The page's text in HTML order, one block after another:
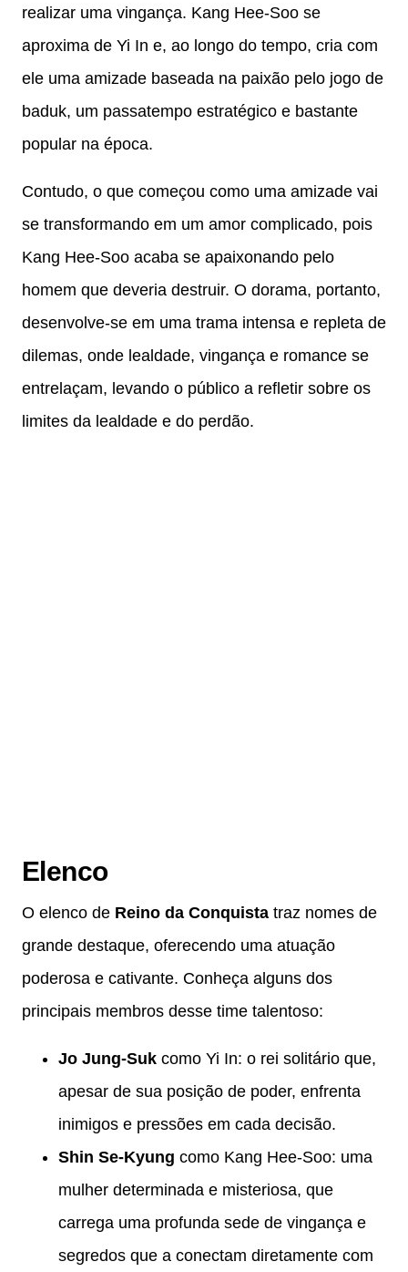
realizar uma vingança. Kang Hee-Soo se
aproxima de Yi In e, ao longo do tempo, cria com
ele uma amizade baseada na paixão pelo jogo de
baduk, um passatempo estratégico e bastante
popular na época.
Contudo, o que começou como uma amizade vai
se transformando em um amor complicado, pois
Kang Hee-Soo acaba se apaixonando pelo
homem que deveria destruir. O dorama, portanto,
desenvolve-se em uma trama intensa e repleta de
dilemas, onde lealdade, vingança e romance se
entrelaçam, levando o público a refletir sobre os
limites da lealdade e do perdão.
Elenco
O elenco de Reino da Conquista traz nomes de
grande destaque, oferecendo uma atuação
poderosa e cativante. Conheça alguns dos
principais membros desse time talentoso:
Jo Jung-Suk como Yi In: o rei solitário que,
apesar de sua posição de poder, enfrenta
inimigos e pressões em cada decisão.
Shin Se-Kyung como Kang Hee-Soo: uma
mulher determinada e misteriosa, que
carrega uma profunda sede de vingança e
segredos que a conectam diretamente com